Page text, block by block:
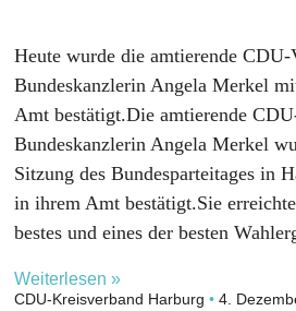
Heute wurde die amtierende CDU-
Bundeskanzlerin Angela Merkel
Amt bestätigt.Die amtierende
Bundeskanzlerin Angela Merkel
Sitzung des Bundesparteitages in
in ihrem Amt bestätigt.Sie
bestes und eines der besten
Weiterlesen »
CDU-Kreisverband Harburg 4.